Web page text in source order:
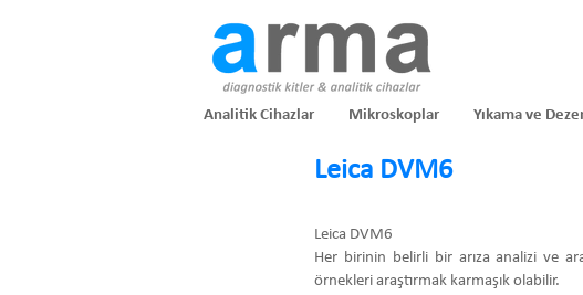
Analitik Cihazlar Mikroskoplar Yıkama ve
Leica DVM6
Leica DVM6
Her birinin belirli bir arıza analizi ve
örnekleri araştırmak karmaşık olabilir.